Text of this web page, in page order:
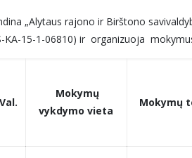
„Alytaus rajono ir Birštono
KA-15-1-06810) ir organizuoja
Val.
Mokymų
vykdymo vieta
Mokymų